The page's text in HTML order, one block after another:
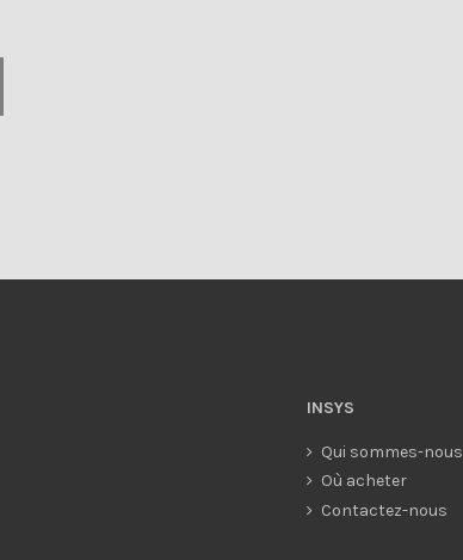
INSYS
Qui sommes-nous
Où acheter
Contactez-nous